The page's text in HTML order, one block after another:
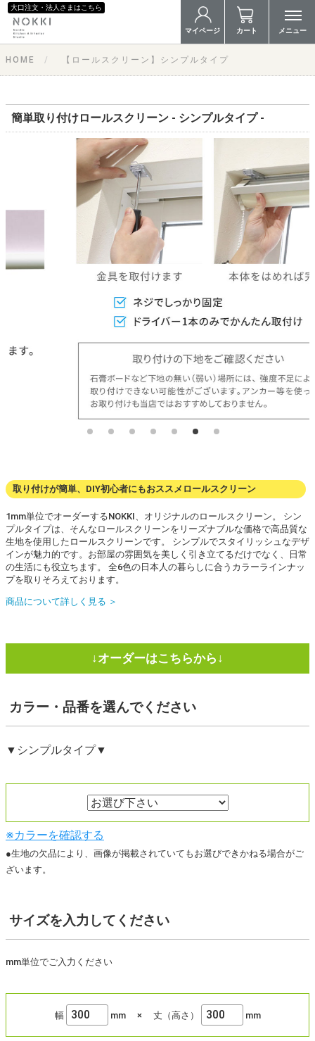
大口注文・法人さまはこちら
マイページ カート メニュー
HOME 【ロールスクリーン】シンプルタイプ
簡単取り付けロールスクリーン - シンプルタイプ -
取り付けが簡単、DIY初心者にもおススメロールスクリーン
1mm単位でオーダーするNOKKI、オリジナルのロールスクリーン。 シン
プルタイプは、そんなロールスクリーンをリーズナブルな価格で高品質な
生地を使用したロールスクリーンです。 シンプルでスタイリッシュなデザ
インが魅力的です。お部屋の雰囲気を美しく引き立てるだけでなく、日常
の生活にも役立ちます。 全6色の日本人の暮らしに合うカラーラインナッ
プを取りそろえております。
商品について詳しく見る ＞
カラー・品番を選んでください
▼シンプルタイプ▼
※カラーを確認する
●生地の欠品により、画像が掲載されていてもお選びできかねる場合がご
ざいます。
サイズを入力してください
mm単位でご入力ください
幅 mm× 丈（高さ） mm